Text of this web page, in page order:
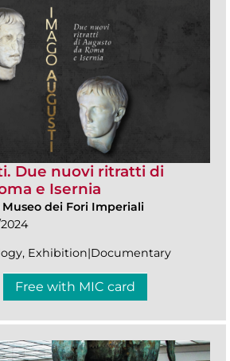
Due nuovi ritratti di
e Isernia
dei Fori Imperiali
Exhibition|Documentary
Free with MIC card